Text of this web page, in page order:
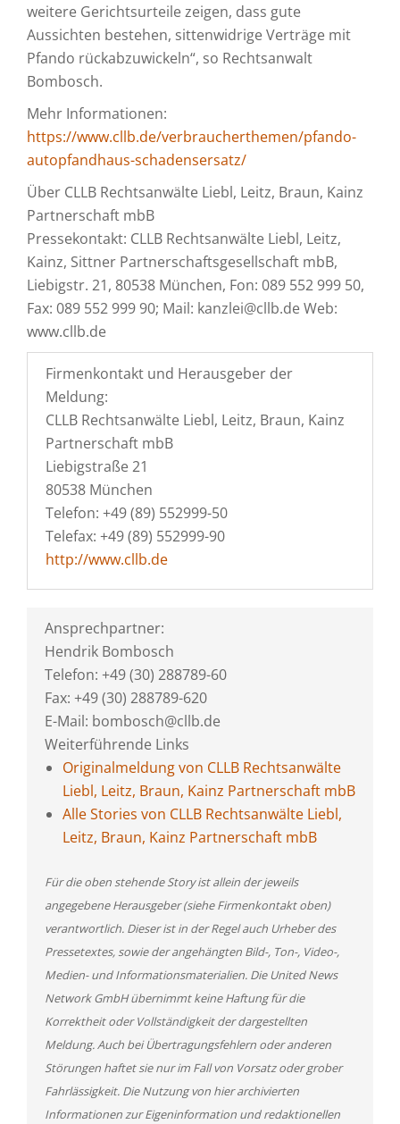
weitere Gerichtsurteile zeigen, dass gute
Aussichten bestehen, sittenwidrige Verträge mit
Pfando rückabzuwickeln“, so Rechtsanwalt
Bombosch.
Mehr Informationen:
https://www.cllb.de/verbraucherthemen/pfando-
autopfandhaus-schadensersatz/
Über CLLB Rechtsanwälte Liebl, Leitz, Braun, Kainz
Partnerschaft mbB
Pressekontakt: CLLB Rechtsanwälte Liebl, Leitz,
Kainz, Sittner Partnerschaftsgesellschaft mbB,
Liebigstr. 21, 80538 München, Fon: 089 552 999 50,
Fax: 089 552 999 90; Mail: kanzlei@cllb.de Web:
www.cllb.de
Firmenkontakt und Herausgeber der
Meldung:
CLLB Rechtsanwälte Liebl, Leitz, Braun, Kainz
Partnerschaft mbB
Liebigstraße 21
80538 München
Telefon: +49 (89) 552999-50
Telefax: +49 (89) 552999-90
http://www.cllb.de
Ansprechpartner:
Hendrik Bombosch
Telefon: +49 (30) 288789-60
Fax: +49 (30) 288789-620
E-Mail: bombosch@cllb.de
Weiterführende Links
Originalmeldung von CLLB Rechtsanwälte
Liebl, Leitz, Braun, Kainz Partnerschaft mbB
Alle Stories von CLLB Rechtsanwälte Liebl,
Leitz, Braun, Kainz Partnerschaft mbB
Für die oben stehende Story ist allein der jeweils
angegebene Herausgeber (siehe Firmenkontakt oben)
verantwortlich. Dieser ist in der Regel auch Urheber des
Pressetextes, sowie der angehängten Bild-, Ton-, Video-,
Medien- und Informationsmaterialien. Die United News
Network GmbH übernimmt keine Haftung für die
Korrektheit oder Vollständigkeit der dargestellten
Meldung. Auch bei Übertragungsfehlern oder anderen
Störungen haftet sie nur im Fall von Vorsatz oder grober
Fahrlässigkeit. Die Nutzung von hier archivierten
Informationen zur Eigeninformation und redaktionellen